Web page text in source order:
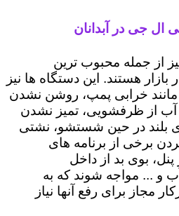
ال جی در آبدانان
از جمله محبوب ترین
هستند. این دستگاه ها نیز
خرابی پمپ، روشن نشدن
از ظرفشویی، تمیز نشدن
بلند در حین شستشو، نشتی
برخی از برنامه های
بوی بد از داخل
و ... مواجه شوند که به
مجاز برای رفع آنها نیاز